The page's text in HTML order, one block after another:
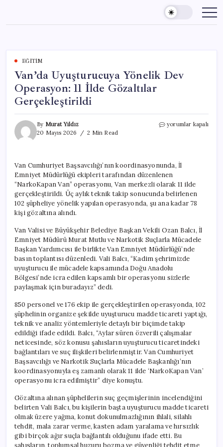
content
EĞITIM
Van’da Uyuşturucuya Yönelik Dev
Operasyon: 11 İlde Gözaltılar
Gerçekleştirildi
By Murat Yıldız
20 Mayıs 2026
2 Min Read
Van’da
11
İlde
Gözaltılar
Gerçekleştirildi
için
yorumlar kapalı
Van Cumhuriyet Başsavcılığı’nın koordinasyonunda, İl
Emniyet Müdürlüğü ekipleri tarafından düzenlenen
“NarkoKapan Van” operasyonu, Van merkezli olarak 11 ilde
gerçekleştirildi. Üç aylık teknik takip sonucunda belirlenen
102 şüpheliye yönelik yapılan operasyonda, şu ana kadar 78
kişi gözaltına alındı.
Van Valisi ve Büyükşehir Belediye Başkan Vekili Ozan Balcı, İl
Emniyet Müdürü Murat Mutlu ve Narkotik Suçlarla Mücadele
Başkan Yardımcısı ile birlikte Van Emniyet Müdürlüğü’nde
basın toplantısı düzenledi. Vali Balcı, “Kadim şehrimizde
uyuşturucu ile mücadele kapsamında Doğu Anadolu
Bölgesi’nde icra edilen kapsamlı bir operasyonu sizlerle
paylaşmak için buradayız” dedi.
850 personel ve 176 ekip ile gerçekleştirilen operasyonda, 102
şüphelinin organize şekilde uyuşturucu madde ticareti yaptığı,
teknik ve analiz yöntemleriyle detaylı bir biçimde takip
edildiği ifade edildi. Balcı, “Aylar süren özverili çalışmalar
neticesinde, söz konusu şahısların uyuşturucu ticaretindeki
bağlantıları ve suç ilişkileri belirlenmiştir. Van Cumhuriyet
Başsavcılığı ve Narkotik Suçlarla Mücadele Başkanlığı’nın
koordinasyonuyla eş zamanlı olarak 11 ilde ‘NarkoKapan Van’
operasyonu icra edilmiştir” diye konuştu.
Gözaltına alınan şüphelilerin suç geçmişlerinin incelendiğini
belirten Vali Balcı, bu kişilerin başta uyuşturucu madde ticareti
olmak üzere yağma, konut dokunulmazlığının ihlali, silahlı
tehdit, mala zarar verme, kasten adam yaralama ve hırsızlık
gibi birçok ağır suçla bağlantılı olduğunu ifade etti. Bu
şahısların, toplumsal huzuru bozma ve güvenliği tehdit etme